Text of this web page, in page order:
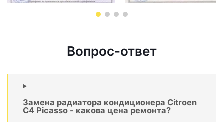
Вопрос-ответ
Замена радиатора кондиционера Citroen
C4 Picasso - какова цена ремонта?